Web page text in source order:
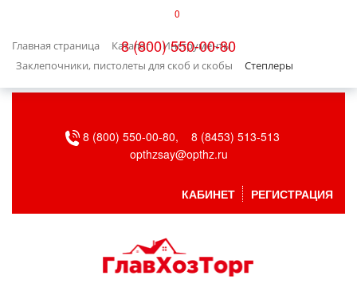
0
8 (800) 550-00-80
Главная страница Каталог
Инструменты
Заклепочники, пистолеты для скоб и скобы
Степлеры
БЫТОВАЯ ТЕХНИКА
ВЕНТИЛЯЦИЯ
ДАЧА, САД И ОГОРОД
8 (800) 550-00-80,
8 (8453) 513-513
opthzsay@opthz.ru
КАБИНЕТ РЕГИСТРАЦИЯ